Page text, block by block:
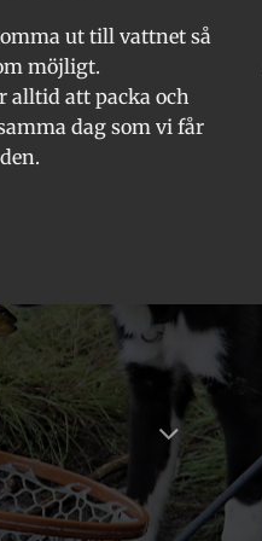
ut till vattnet så
möjligt.
alltid att packa och
dag som vi får
den.